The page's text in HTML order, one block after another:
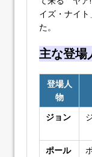
イズ・ナイ
た。
主な登場
登場人
物
ジョン
ポール